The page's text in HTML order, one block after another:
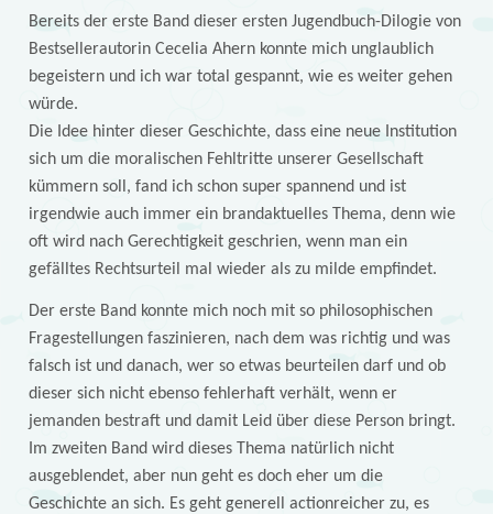
Bereits der erste Band dieser ersten Jugendbuch-Dilogie von
Bestsellerautorin Cecelia Ahern konnte mich unglaublich
begeistern und ich war total gespannt, wie es weiter gehen
würde.
Die Idee hinter dieser Geschichte, dass eine neue Institution
sich um die moralischen Fehltritte unserer Gesellschaft
kümmern soll, fand ich schon super spannend und ist
irgendwie auch immer ein brandaktuelles Thema, denn wie
oft wird nach Gerechtigkeit geschrien, wenn man ein
gefälltes Rechtsurteil mal wieder als zu milde empfindet.
Der erste Band konnte mich noch mit so philosophischen
Fragestellungen faszinieren, nach dem was richtig und was
falsch ist und danach, wer so etwas beurteilen darf und ob
dieser sich nicht ebenso fehlerhaft verhält, wenn er
jemanden bestraft und damit Leid über diese Person bringt.
Im zweiten Band wird dieses Thema natürlich nicht
ausgeblendet, aber nun geht es doch eher um die
Geschichte an sich. Es geht generell actionreicher zu, es